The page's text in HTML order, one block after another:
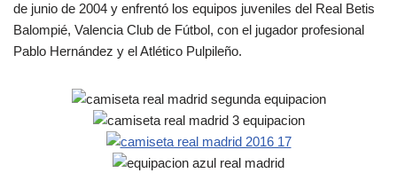
de junio de 2004 y enfrentó los equipos juveniles del Real Betis
Balompié, Valencia Club de Fútbol, con el jugador profesional
Pablo Hernández y el Atlético Pulpileño.